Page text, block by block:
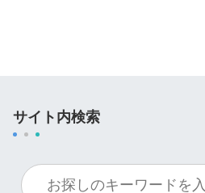
サイト内検索